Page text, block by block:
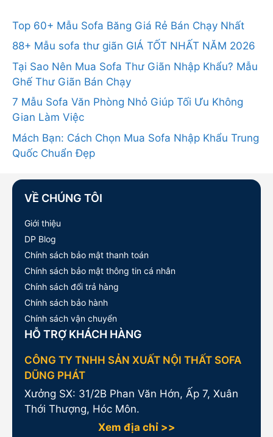
Top 60+ Mẫu Sofa Băng Giá Rẻ Bán Chạy Nhất
88+ Mẫu sofa thư giãn GIÁ TỐT NHẤT NĂM 2026
Tại Sao Nên Mua Sofa Thư Giãn Nhập Khẩu? Mẫu
Ghế Thư Giãn Bán Chạy
7 Mẫu Sofa Văn Phòng Nhỏ Giúp Tối Ưu Không
Gian Làm Việc
Mách Bạn: Cách Chọn Mua Sofa Nhập Khẩu Trung
Quốc Chuẩn Đẹp
VỀ CHÚNG TÔI
Giới thiệu
DP Blog
Chính sách bảo mật thanh toán
Chính sách bảo mật thông tin cá nhân
Chính sách đổi trả hàng
Chính sách bảo hành
Chính sách vận chuyển
HỖ TRỢ KHÁCH HÀNG
CÔNG TY TNHH SẢN XUẤT NỘI THẤT SOFA
DŨNG PHÁT
Xưởng SX: 31/2B Phan Văn Hớn, Ấp 7, Xuân
Thới Thượng, Hóc Môn.
Xem địa chỉ >>